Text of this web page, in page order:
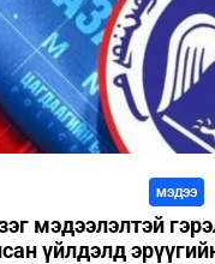
МЭДЭЭ
мэдээлэлтэй
үйлдэлд